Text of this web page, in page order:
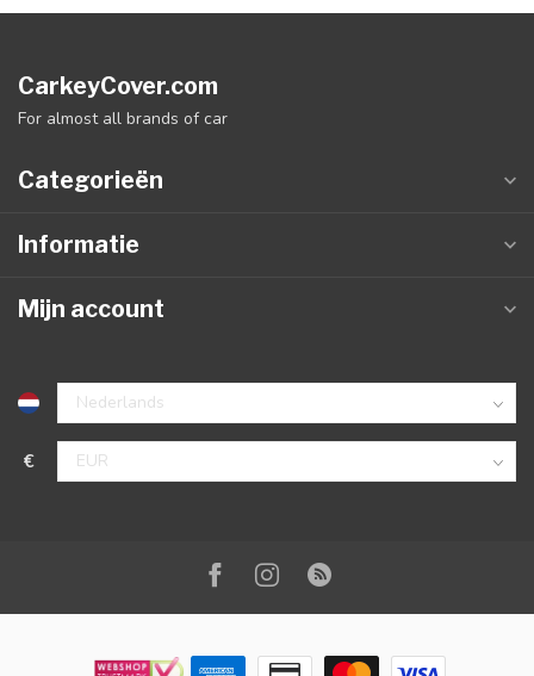
CarkeyCover.com
For almost all brands of car
Categorieën
Informatie
Mijn account
€